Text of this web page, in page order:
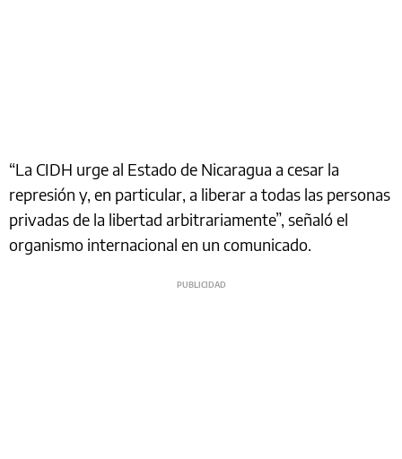
“La CIDH urge al Estado de Nicaragua a cesar la
represión y, en particular, a liberar a todas las personas
privadas de la libertad arbitrariamente”, señaló el
organismo internacional en un comunicado.